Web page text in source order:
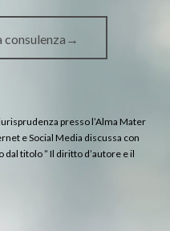
consulenza→
presso l’Alma Mater
e Social Media discussa con
titolo ” Il diritto d’autore e il